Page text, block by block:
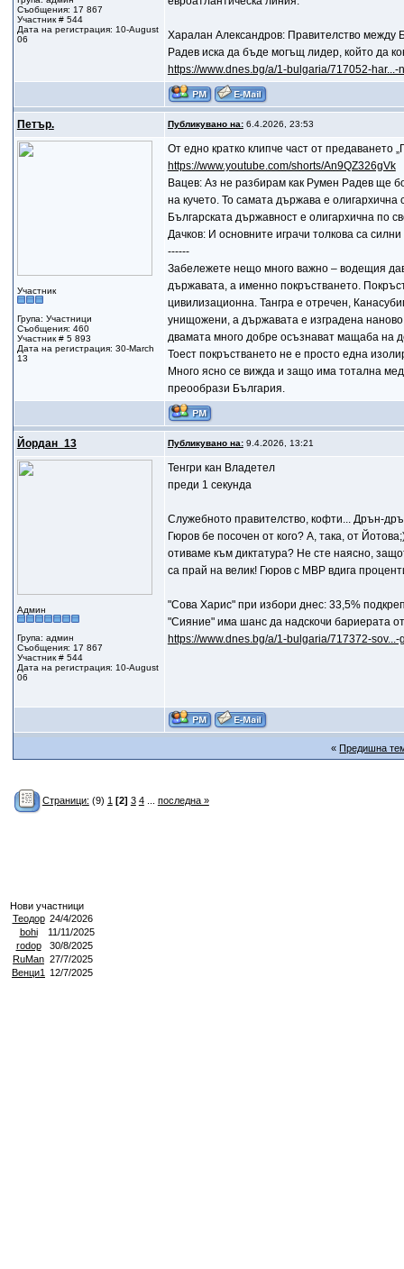
Съобщения: 17 867
Участник # 544
Дата на регистрация: 10-August
06
Харалан Александров: Правителство между
Радев иска да бъде могъщ лидер, който да
https://www.dnes.bg/a/1-bulgaria/717052-har...-
Петър. Публикувано на:6.4.2026, 23:53
Участник
Група: Участници
Съобщения: 460
Участник # 5 893
Дата на регистрация: 30-March
13
От едно кратко клипче част от предаването
https://www.youtube.com/shorts/An9QZ326gVk
Вацев: Аз не разбирам как Румен Радев ще
на кучето. То самата държава е олигархична
Българската държавност е олигархична по
Дачков: И основните играчи толкова са
------
Забележете нещо много важно – водещия
държавата, а именно покръстването.
цивилизационна. Тангра е отречен,
унищожени, а държавата е изградена
двамата много добре осъзнават мащаба на
Тоест покръстването не е просто една
Много ясно се вижда и защо има тотална
преообрази България.
Йордан_13 Публикувано на:9.4.2026, 13:21
Админ
Група: админ
Съобщения: 17 867
Участник # 544
Дата на регистрация: 10-August
06
Тенгри кан Владетел
преди 1 секунда
Служебното правителство, кофти... Дрън-
Гюров бе посочен от кого? А, така, от
отиваме към диктатура? Не сте наясно,
са прай на велик! Гюров с МВР вдига
"Сова Харис" при избори днес: 33,5%
"Сияние" има шанс да надскочи бариерата
https://www.dnes.bg/a/1-bulgaria/717372-
«Предишна
Страници: (9) 1 [2] 3 4... последна »
Нови участници
Теодор 24/4/2026
bohi
11/11/2025
rodop
30/8/2025
RuMan 27/7/2025
Венци1
12/7/2025